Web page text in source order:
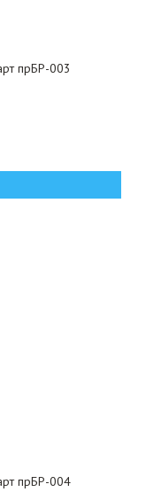
прБР-003
прБР-004